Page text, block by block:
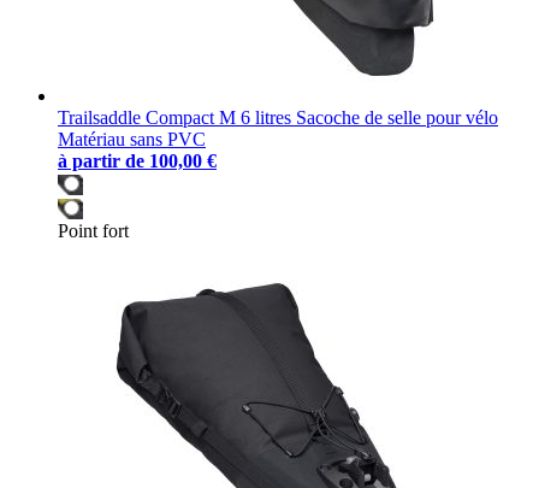
Trailsaddle Compact M 6 litres Sacoche de selle pour vélo
Matériau sans PVC
à partir de 100,00 €
Point fort